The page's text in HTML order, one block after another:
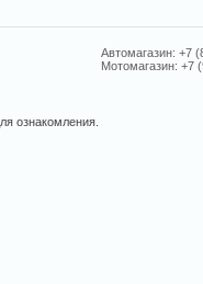
Автомагазин: +7
Мотомагазин: +7
ознакомления.